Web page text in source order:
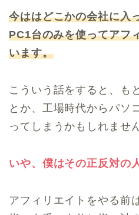
今ははどこかの会社に入
PC1台のみを使ってアフ
います。
こういう話をすると、も
とか、工場時代からパソ
ってしまうかもしれません
いや、僕はその正反対の
アフィリエイトをやる前